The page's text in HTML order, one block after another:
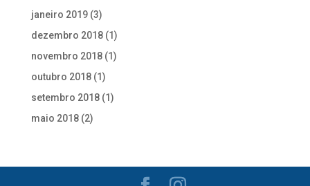
janeiro 2019(3)
dezembro 2018(1)
novembro 2018(1)
outubro 2018(1)
setembro 2018(1)
maio 2018(2)